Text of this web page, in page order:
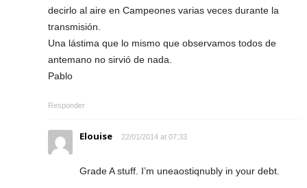
decirlo al aire en Campeones varias veces durante la
transmisión.
Una lástima que lo mismo que observamos todos de
antemano no sirvió de nada.
Pablo
Responder
Elouise 22/01/2014 at 07:33
Grade A stuff. I’m uneaostiqnubly in your debt.